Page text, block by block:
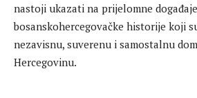
nastoji ukazati na prijelomne događaje
bosanskohercegovačke historije koji
nezavisnu, suverenu i samostalnu
Hercegovinu.